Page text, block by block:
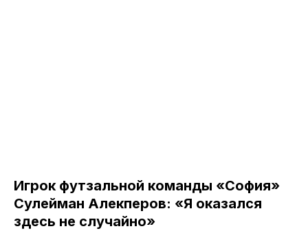
Игрок футзальной команды «София»
Сулейман Алекперов: «Я оказался
здесь не случайно»